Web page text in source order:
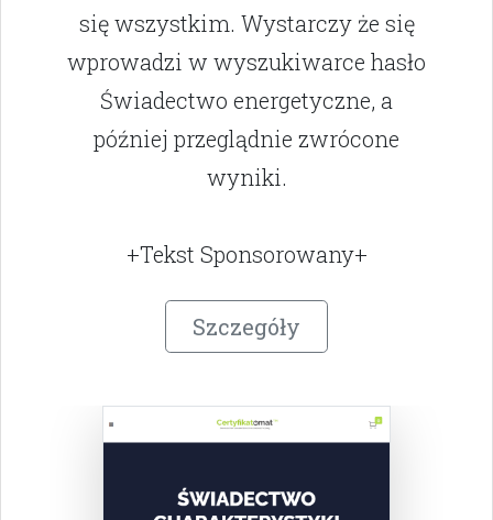
się wszystkim. Wystarczy że się
wprowadzi w wyszukiwarce hasło
Świadectwo energetyczne, a
później przeglądnie zwrócone
wyniki.
+Tekst Sponsorowany+
Szczegóły